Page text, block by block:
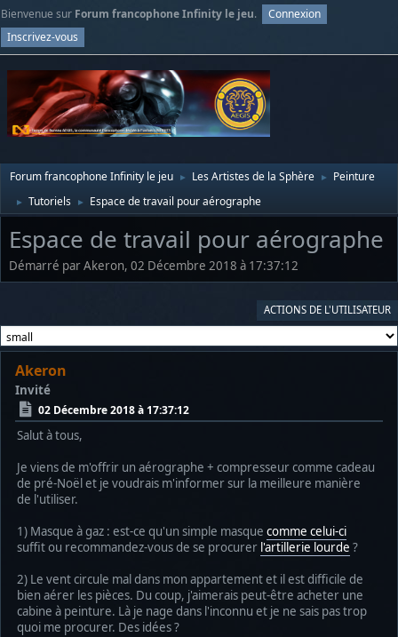
Bienvenue sur Forum francophone Infinity le jeu.
Connexion
Inscrivez-vous
Forum francophone Infinity le jeu ► Les Artistes de la Sphère ► Peinture
► Tutoriels ► Espace de travail pour aérographe
Espace de travail pour aérographe
Démarré par Akeron, 02 Décembre 2018 à 17:37:12
ACTIONS DE L'UTILISATEUR
Akeron
Invité
02 Décembre 2018 à 17:37:12
Salut à tous,
Je viens de m'offrir un aérographe + compresseur comme cadeau
de pré-Noël et je voudrais m'informer sur la meilleure manière
de l'utiliser.
1) Masque à gaz : est-ce qu'un simple masque comme celui-ci
suffit ou recommandez-vous de se procurer l'artillerie lourde ?
2) Le vent circule mal dans mon appartement et il est difficile de
bien aérer les pièces. Du coup, j'aimerais peut-être acheter une
cabine à peinture. Là je nage dans l'inconnu et je ne sais pas trop
quoi me procurer. Des idées ?